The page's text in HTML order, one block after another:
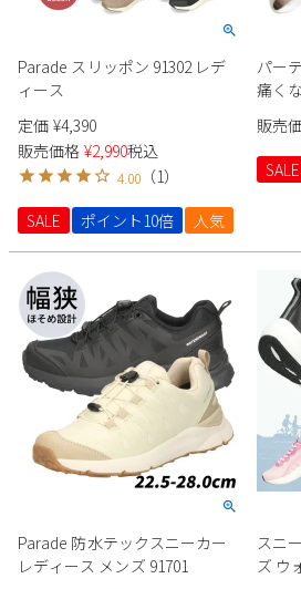
会社概要
プライバシーポリシー
特定商取引法に基づく表示
Parade スリッポン 91302 レデ
ィース
定価 ¥4,390
販売価格 ¥2,990税込
4.00 （1）
SALE
ポイント10倍 人気
パー
痛く
ドト
ール
シル
販売
SALE
Parade 防水テックスニーカー
レディース メンズ 91701
スニ
ズ ウ